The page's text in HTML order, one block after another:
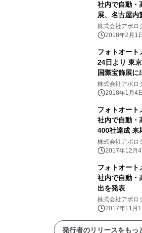
社内で自動・
展、名古屋内
株式会社アポロ
2018年2月1
フォトオート
24日より 東
国際宝飾展に
株式会社アポロ
2018年1月4
フォトオート
社内で自動・
400社達成 来
株式会社アポロ
2017年12月
フォトオート
社内で自動・
出を発表
株式会社アポロ
2017年11月
発行者のリリースをもっ